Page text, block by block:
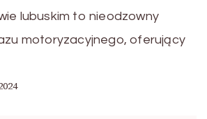
lubuskim to nieodzowny
motoryzacyjnego, oferujący